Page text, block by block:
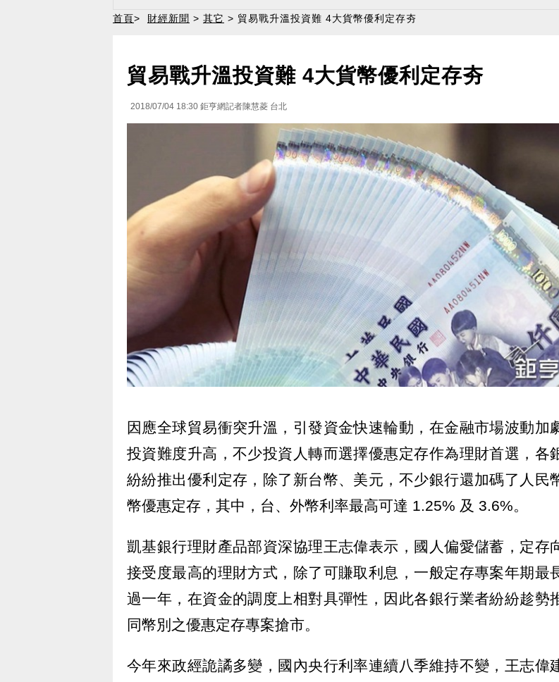
首頁> 財經新聞 > 其它 > 貿易戰升溫投資難 4大貨幣優利定存夯
貿易戰升溫投資難 4大貨幣優利定存夯
2018/07/04 18:30 鉅亨網記者陳慧菱 台北
因應全球貿易衝突升溫，引發資金快速輪動，在金融市場波動加
投資難度升高，不少投資人轉而選擇優惠定存作為理財首選，各
紛紛推出優利定存，除了新台幣、美元，不少銀行還加碼了人民
幣優惠定存，其中，台、外幣利率最高可達 1.25% 及 3.6%。
凱基銀行理財產品部資深協理王志偉表示，國人偏愛儲蓄，定存
接受度最高的理財方式，除了可賺取利息，一般定存專案年期最
過一年，在資金的調度上相對具彈性，因此各銀行業者紛紛趁勢
同幣別之優惠定存專案搶市。
今年來政經詭譎多變，國內央行利率連續八季維持不變，王志偉